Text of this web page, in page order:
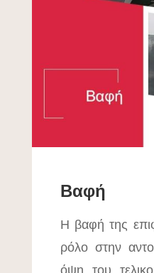
Βαφή
Η βαφή της
ρόλο στην